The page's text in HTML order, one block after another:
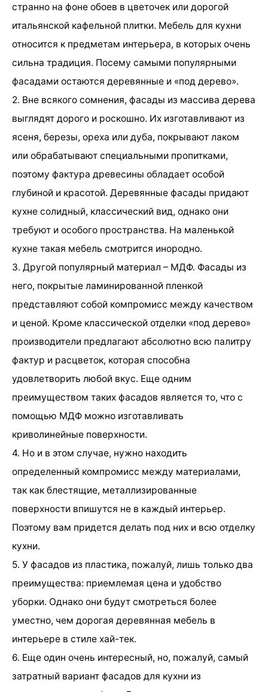
странно на фоне обоев в цветочек или дорогой
итальянской кафельной плитки. Мебель для кухни
относится к предметам интерьера, в которых очень
сильна традиция. Посему самыми популярными
фасадами остаются деревянные и «под дерево».
2. Вне всякого сомнения, фасады из массива дерева
выглядят дорого и роскошно. Их изготавливают из
ясеня, березы, ореха или дуба, покрывают лаком
или обрабатывают специальными пропитками,
поэтому фактура древесины обладает особой
глубиной и красотой. Деревянные фасады придают
кухне солидный, классический вид, однако они
требуют и особого пространства. На маленькой
кухне такая мебель смотрится инородно.
3. Другой популярный материал – МДФ. Фасады из
него, покрытые ламинированной пленкой
представляют собой компромисс между качеством
и ценой. Кроме классической отделки «под дерево»
производители предлагают абсолютно всю палитру
фактур и расцветок, которая способна
удовлетворить любой вкус. Еще одним
преимуществом таких фасадов является то, что с
помощью МДФ можно изготавливать
криволинейные поверхности.
4. Но и в этом случае, нужно находить
определенный компромисс между материалами,
так как блестящие, металлизированные
поверхности впишутся не в каждый интерьер.
Поэтому вам придется делать под них и всю отделку
кухни.
5. У фасадов из пластика, пожалуй, лишь только два
преимущества: приемлемая цена и удобство
уборки. Однако они будут смотреться более
уместно, чем дорогая деревянная мебель в
интерьере в стиле хай-тек.
6. Еще один очень интересный, но, пожалуй, самый
затратный вариант фасадов для кухни из